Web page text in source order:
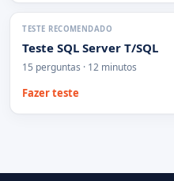
TESTE RECOMENDADO
Teste SQL Server T/SQL
15 perguntas · 12 minutos
Fazer teste